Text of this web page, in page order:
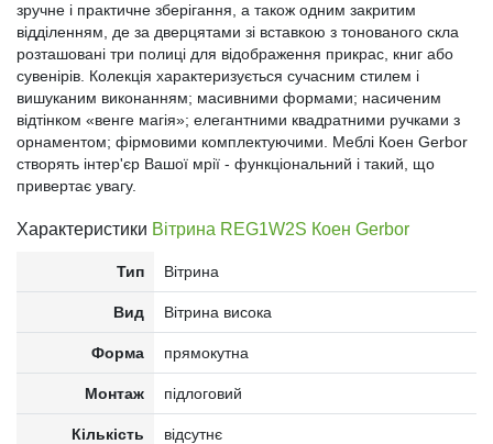
зручне і практичне зберігання, а також одним закритим
відділенням, де за дверцятами зі вставкою з тонованого скла
розташовані три полиці для відображення прикрас, книг або
сувенірів. Колекція характеризується сучасним стилем і
вишуканим виконанням; масивними формами; насиченим
відтінком «венге магія»; елегантними квадратними ручками з
орнаментом; фірмовими комплектуючими. Меблі Коен Gerbor
створять інтер'єр Вашої мрії - функціональний і такий, що
привертає увагу.
Характеристики Вітрина REG1W2S Коен Gerbor
Тип Вітрина
Вид Вітрина висока
Форма прямокутна
Монтаж підлоговий
Кількість
відсутнє